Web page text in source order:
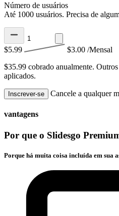
Número de usuários
Até 1000 usuários. Precisa de
$5.99 $3.00 /Mensal
$35.99 cobrado anualmente.
aplicados.
Inscrever-se Cancele a qualquer
vantagens
Por que o Slidesgo
Porque há muita coisa incluída em sua